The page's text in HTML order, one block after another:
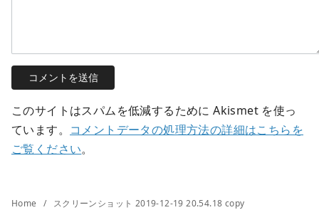
このサイトはスパムを低減するために Akismet を使っ
ています。 コメントデータの処理方法の詳細はこちらを
ご覧ください。
Home スクリーンショット 2019-12-19 20.54.18 copy